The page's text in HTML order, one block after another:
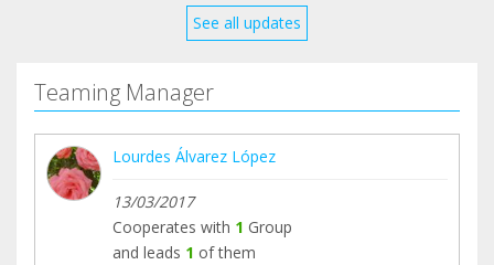
See all updates
Teaming Manager
Lourdes Álvarez López
13/03/2017
Cooperates with 1 Group
and leads 1 of them